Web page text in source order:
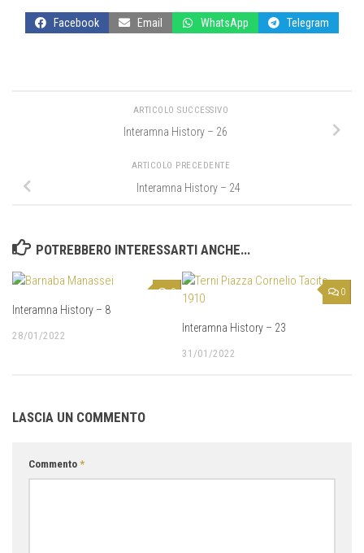
Facebook Email WhatsApp Telegram
ARTICOLO SUCCESSIVO
Interamna History – 26
ARTICOLO PRECEDENTE
Interamna History – 24
POTREBBERO INTERESSARTI ANCHE...
0
Interamna History – 8
28/01/2022
0
Interamna History – 23
31/01/2022
LASCIA UN COMMENTO
Commento *